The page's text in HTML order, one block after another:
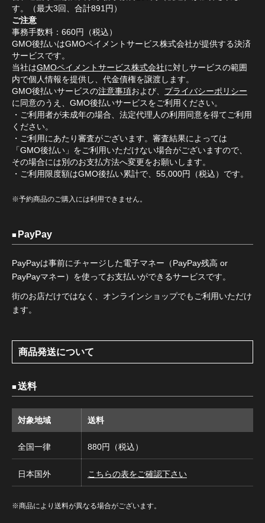
す。（最大3回、合計891円）
ご注意
事務手数料：660円（税込）
GMO後払いはGMOペイメントサービス株式会社が提供する決済
サービスです。
当社はGMOペイメントサービス株式会社に対しサービスの範囲
内で個人情報を提供し、代金債権を譲渡します。
GMO後払いサービスの注意事項および、 プライバシーポリシー
に同意のうえ、GMO後払いサービスをご利用ください。
・ご利用者が未成年の場合、法定代理人の利用同意を得てご利用
ください。
・ご利用にあたり審査がございます。審査結果によっては
「GMO後払い」をご利用いただけない場合がございますので、
その場合には別のお支払方法へ変更をお願いします。
・ご利用限度額はGMO後払い累計で、55,000円（税込）です。
※予約商品のご購入には利用できません。
PayPay
PayPayは事前にチャージした電子マネー（PayPay残高 or
PayPayマネー）を使ってお支払いができるサービスです。
街のお店だけではなく、オンラインショップでもご利用いただけ
ます。
商品発送について
送料
対象地域 送料
全国一律 880円（税込）
日本国外 こちらの表をご確認下さい
※商品により送料が異なる場合がございます。